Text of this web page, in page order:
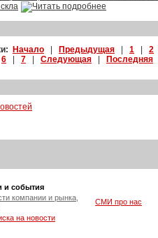
Начало Предыдущая 1 2
6 7 Следующая Последняя
и события
компании и рынка,
СМИ про нас
на новости